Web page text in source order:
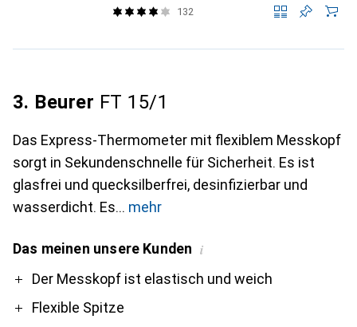
132
3. Beurer FT 15/1
Das Express-Thermometer mit flexiblem Messkopf
sorgt in Sekundenschnelle für Sicherheit. Es ist
glasfrei und quecksilberfrei, desinfizierbar und
wasserdicht. Es
mehr
Das meinen unsere Kunden i
ProDer Messkopf ist elastisch und weich
Flexible Spitze
Contra